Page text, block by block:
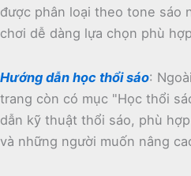
được phân loại theo tone sáo
chơi dễ dàng lựa chọn phù
Hướng dẫn học thổi sáo:
trang còn có mục "Học thổi
dẫn kỹ thuật thổi sáo, phù
và những người muốn nâng